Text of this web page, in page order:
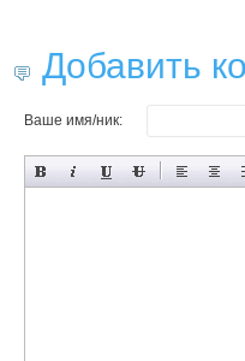
Добавить
Ваше имя/ник: